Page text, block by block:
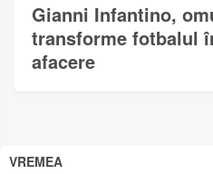
Gianni Infantino,
transforme fotbalul
afacere
VREMEA